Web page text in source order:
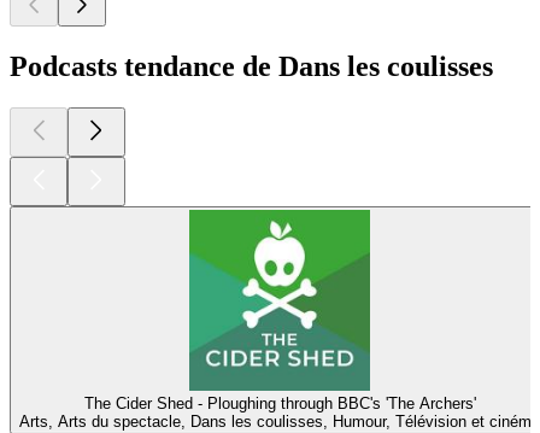
Podcasts tendance de Dans les coulisses
The Cider Shed - Ploughing through BBC's 'The Archers'
Arts, Arts du spectacle, Dans les coulisses, Humour, Télévision et cinéma